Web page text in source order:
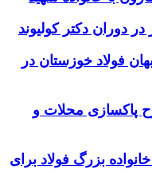
دوران دکتر کولیوند
فولاد خوزستان در
طرح پاکسازی محلات و
بزرگ فولاد برای